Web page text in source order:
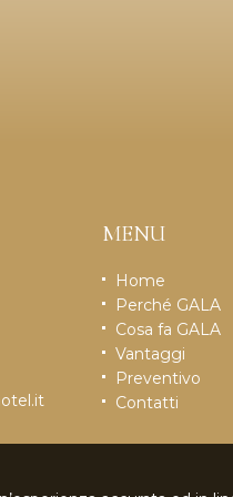
MENU
Home
Perché GALA
Cosa fa GALA
Vantaggi
Preventivo
Contatti